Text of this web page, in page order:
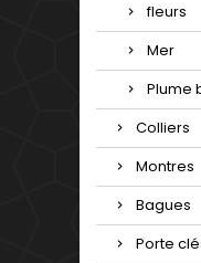
fleurs
Mer
Plume
Colliers
Montres
Bagues
Porte